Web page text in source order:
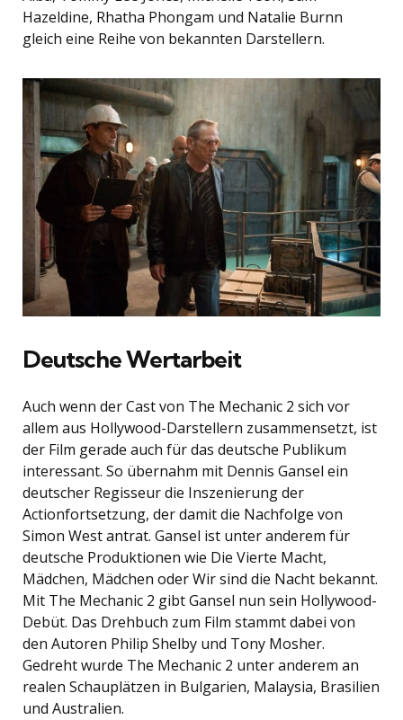
Hazeldine, Rhatha Phongam und Natalie Burnn
gleich eine Reihe von bekannten Darstellern.
Deutsche Wertarbeit
Auch wenn der Cast von The Mechanic 2 sich vor
allem aus Hollywood-Darstellern zusammensetzt, ist
der Film gerade auch für das deutsche Publikum
interessant. So übernahm mit Dennis Gansel ein
deutscher Regisseur die Inszenierung der
Actionfortsetzung, der damit die Nachfolge von
Simon West antrat. Gansel ist unter anderem für
deutsche Produktionen wie Die Vierte Macht,
Mädchen, Mädchen oder Wir sind die Nacht bekannt.
Mit The Mechanic 2 gibt Gansel nun sein Hollywood-
Debüt. Das Drehbuch zum Film stammt dabei von
den Autoren Philip Shelby und Tony Mosher.
Gedreht wurde The Mechanic 2 unter anderem an
realen Schauplätzen in Bulgarien, Malaysia, Brasilien
und Australien.